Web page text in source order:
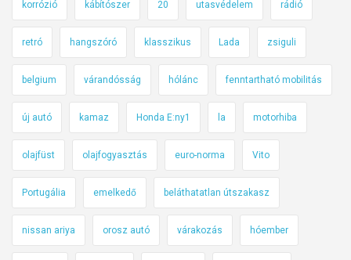
korrózió kábítószer 20 utasvédelem rádió
retró hangszóró klasszikus Lada zsiguli
belgium várandósság hólánc fenntartható mobilitás
új autó kamaz Honda E:ny1 la motorhiba
olajfüst olajfogyasztás euro-norma Vito
Portugália emelkedő beláthatatlan útszakasz
nissan ariya orosz autó várakozás hóember